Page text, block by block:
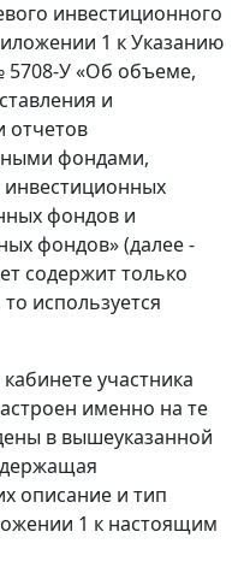
инвестиционного
1 к Указанию
5708-У «Об объеме,
и
отчетов
фондами,
фондов и
фондов» (далее -
содержит только
используется
участника
именно на те
в вышеуказанной
описание и тип
1 к настоящим